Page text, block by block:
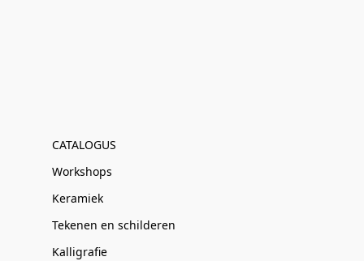
CATALOGUS
Workshops
Keramiek
Tekenen en schilderen
Kalligrafie